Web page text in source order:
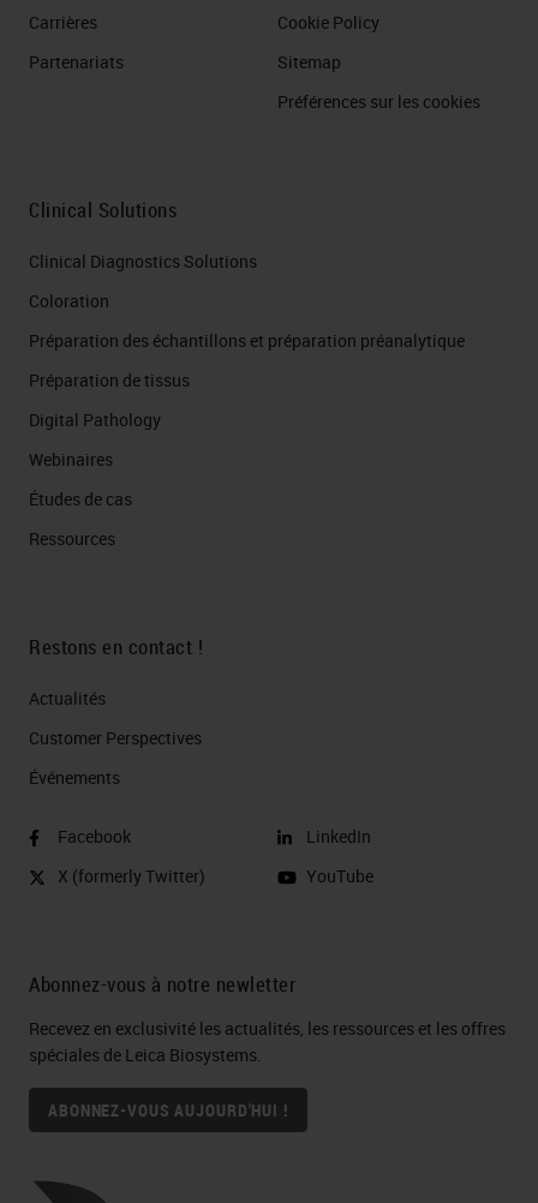
Carrières
Partenariats
Cookie Policy
Sitemap
Préférences sur les cookies
Clinical Solutions
Clinical Diagnostics Solutions
Coloration
Préparation des échantillons et préparation préanalytique
Préparation de tissus
Digital Pathology
Webinaires
Études de cas
Ressources
Restons en contact !
Actualités
Customer Perspectives​
Événements
Facebook
X (formerly Twitter)
LinkedIn
YouTube
Abonnez-vous à notre newletter
Recevez en exclusivité les actualités, les ressources et les offres
spéciales de Leica Biosystems.
ABONNEZ-VOUS AUJOURD'HUI !